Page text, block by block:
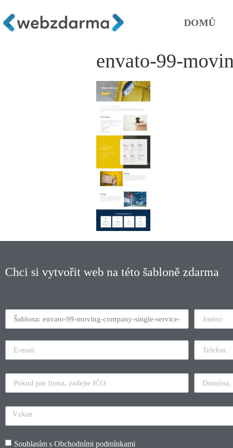
DOMŮ
envato-99-
Chci si vytvořit web na této šabloně zdarma
Souhlasím s Obchodními podmínkami